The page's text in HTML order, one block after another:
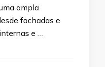
ampla
fachadas e
e …